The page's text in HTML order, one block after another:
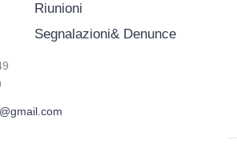
Riunioni
Segnalazioni& Denunce